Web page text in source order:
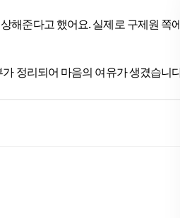
해준다고 했어요. 실제로 구제원 쪽
정리되어 마음의 여유가 생겼습니